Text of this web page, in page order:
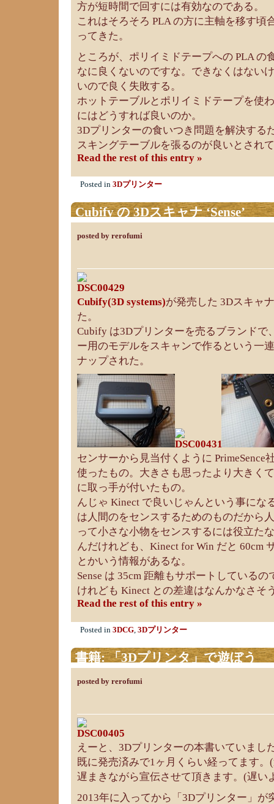
方が短時間で回すには有効なのである。
これはそろそろ PLA の方に主軸を移す頃
ってきた。
ところが、ポリイミドテープへの PLA の
なに良くないのですな。できなくはない
いので良く失敗する。
ホットテーブルとポリイミドテープを使
にはどうすれば良いのか。
3Dプリンターの食いつき問題を解決する
スキングテーブルを張るのが良いとされ
Read the rest of this entry »
Posted in 3Dプリンター
Cubify の 3Dスキャナ ‘Sense’
posted by rerofumi
Cubify(3D systems)が発売した 3Dスキャ
た。
Cubify は3Dプリンターを売るブランドで
ー用のモデルをスキャンで作るという一
ナップされた。
センサーから見当付くように PrimeSence
使ったもの。大きさも思ったより大きく
に取っ手が付いたもの。
んじゃ Kinect で良いじゃんという事にな
は人間のをセンスするためのものだから
って小さな小物をセンスするには役立
んだけれども、Kinect for Win だと 60cm
とかいう情報があるな。
Sense は 35cm 距離もサポートしている
けれども Kinect との差違はなんかなさそ
Read the rest of this entry »
Posted in 3DCG, 3Dプリンター
書籍: 「3Dプリンタ」で遊ぼう
posted by rerofumi
えーと、3Dプリンターの本書いていまし
既に発売済みで1ヶ月くらい経ってます。
遅まきながら宣伝させて頂きます。(遅い
2013年に入ってから「3Dプリンター」が